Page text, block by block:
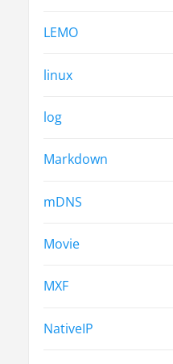
LEMO
linux
log
Markdown
mDNS
Movie
MXF
NativeIP